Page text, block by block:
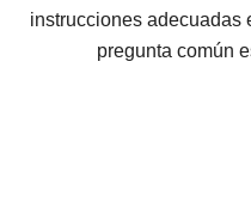
instrucciones adecuadas
pregunta común